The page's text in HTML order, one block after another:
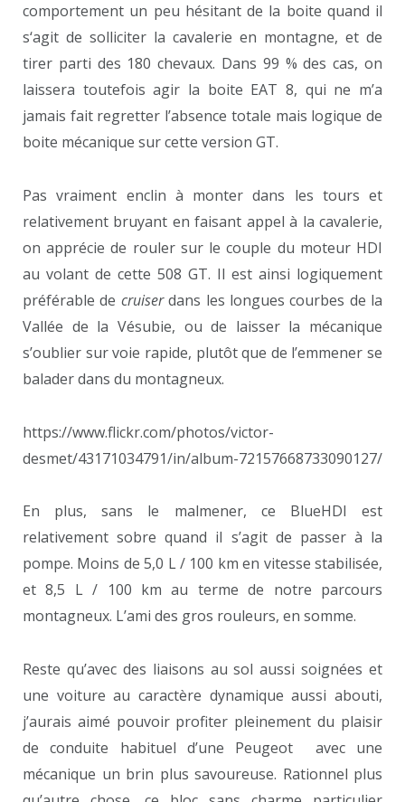
comportement un peu hésitant de la boite quand il
s‘agit de solliciter la cavalerie en montagne, et de
tirer parti des 180 chevaux. Dans 99 % des cas, on
laissera toutefois agir la boite EAT 8, qui ne m’a
jamais fait regretter l’absence totale mais logique de
boite mécanique sur cette version GT.
Pas vraiment enclin à monter dans les tours et
relativement bruyant en faisant appel à la cavalerie,
on apprécie de rouler sur le couple du moteur HDI
au volant de cette 508 GT. Il est ainsi logiquement
préférable de cruiserdans les longues courbes de la
Vallée de la Vésubie, ou de laisser la mécanique
s’oublier sur voie rapide, plutôt que de l’emmener se
balader dans du montagneux.
https://www.flickr.com/photos/victor-
desmet/43171034791/in/album-72157668733090127/
En plus, sans le malmener, ce BlueHDI est
relativement sobre quand il s’agit de passer à la
pompe. Moins de 5,0 L / 100 km en vitesse stabilisée,
et 8,5 L / 100 km au terme de notre parcours
montagneux. L’ami des gros rouleurs, en somme.
Reste qu’avec des liaisons au sol aussi soignées et
une voiture au caractère dynamique aussi abouti,
j’aurais aimé pouvoir profiter pleinement du plaisir
de conduite habituel d’une Peugeot
avec une
mécanique un brin plus savoureuse. Rationnel plus